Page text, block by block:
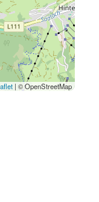
| © OpenStreetMap